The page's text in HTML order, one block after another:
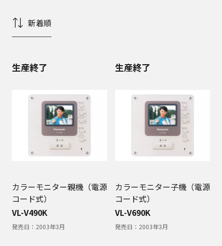
新着順
生産終了
カラーモニター親機（電源
コード式）
VL-V490K
発売日： 2003年3月
生産終了
カラーモニター子機（電源
コード式）
VL-V690K
発売日： 2003年3月